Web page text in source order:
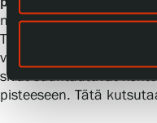
nähden kaltevasti, joko
Tällöin tarvitaan kolmas
varten. Kohteen ollessa
sivut suuntautuvat
pisteeseen. Tätä